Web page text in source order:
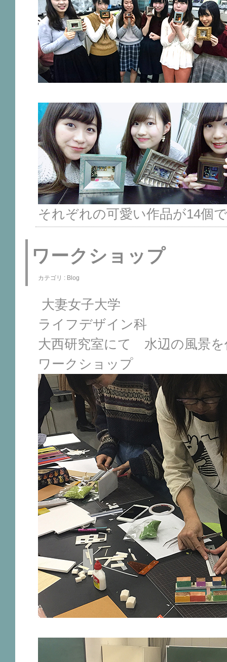
それぞれの可愛い作品が14個
ワークショップ
カテゴリ : Blog
大妻女子大学
ライフデザイン科
大西研究室にて 水辺の風景を
ワークショップ